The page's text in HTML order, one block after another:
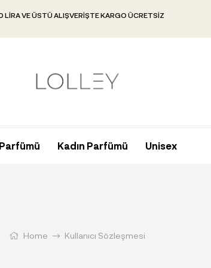
LIRA VE ÜSTÜ ALIŞVERIŞTE KARGO ÜCRETSIZ
Kadın Parfümü Unisex
Home Kullanıcı Sözleşmesi